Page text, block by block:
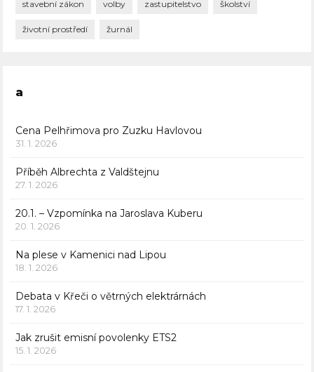
stavební zákon volby zastupitelstvo školství
životní prostředí žurnál
a
Cena Pelhřimova pro Zuzku Havlovou
31. 1. 2026
Příběh Albrechta z Valdštejnu
27. 1. 2026
20.1. – Vzpomínka na Jaroslava Kuberu
20. 1. 2026
Na plese v Kamenici nad Lipou
18. 1. 2026
Debata v Křeči o větrných elektrárnách
17. 1. 2026
Jak zrušit emisní povolenky ETS2
15. 1. 2026